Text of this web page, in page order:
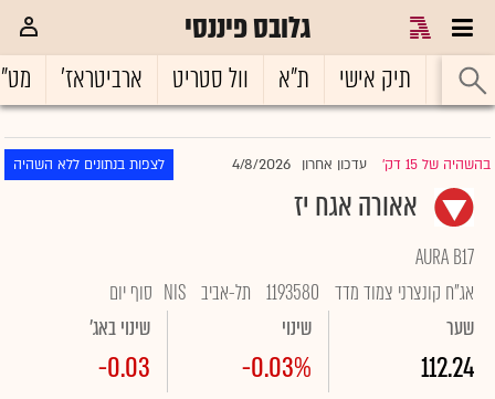
גלובס פיננסי
ראשי תיק אישי ת"א וול סטריט ארביטראז'
בהשהיה של 15 דק' |עדכון אחרון 4/8/2026 לצפות בנתונים ללא השהיה
אאורה אגח יז
AURA B17
אג"ח קונצרני צמוד מדד 1193580 תל-אביב NIS סוף יום
שער
112.24
שינוי
-0.03%
שינוי באג'
-0.03